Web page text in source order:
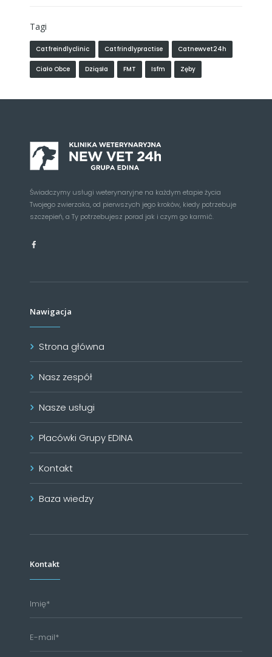
Tagi
Catfreindlyclinic Catfrindlypractise Catnewvet24h
Ciało Obce Dziąsła FMT Isfm Zęby
Świadczymy usługi weterynaryjne na każdym etapie życia
Twojego zwierzaka, od pierwszych jego kroków, kiedy potrzebuje
szczepień, a Ty potrzebujesz porad jak i czym go karmić.
Nawigacja
Strona główna
Nasz zespół
Nasze usługi
Placówki Grupy EDINA
Kontakt
Baza wiedzy
Kontakt